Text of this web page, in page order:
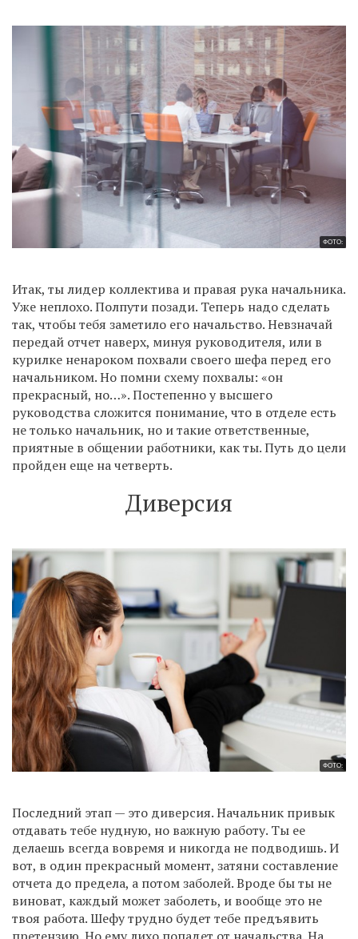
ФОТО:
Итак, ты лидер коллектива и правая рука начальника.
Уже неплохо. Полпути позади. Теперь надо сделать
так, чтобы тебя заметило его начальство. Невзначай
передай отчет наверх, минуя руководителя, или в
курилке ненароком похвали своего шефа перед его
начальником. Но помни схему похвалы: «он
прекрасный, но…». Постепенно у высшего
руководства сложится понимание, что в отделе есть
не только начальник, но и такие ответственные,
приятные в общении работники, как ты. Путь до цели
пройден еще на четверть.
Диверсия
ФОТО:
Последний этап — это диверсия. Начальник привык
отдавать тебе нудную, но важную работу. Ты ее
делаешь всегда вовремя и никогда не подводишь. И
вот, в один прекрасный момент, затяни составление
отчета до предела, а потом заболей. Вроде бы ты не
виноват, каждый может заболеть, и вообще это не
твоя работа. Шефу трудно будет тебе предъявить